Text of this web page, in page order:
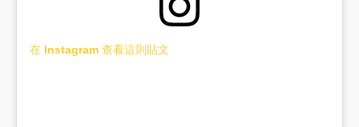
在 Instagram 查看這則貼文